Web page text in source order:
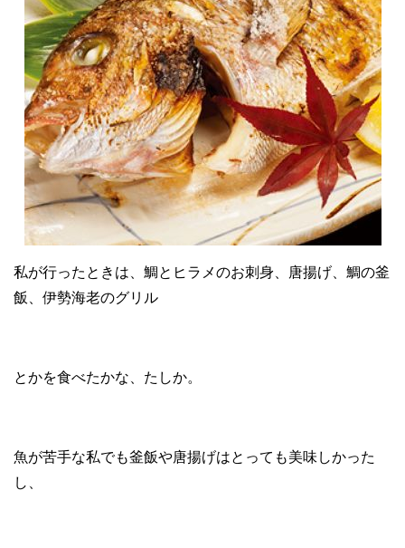
私が行ったときは、鯛とヒラメのお刺身、唐揚げ、鯛の釜
飯、伊勢海老のグリル
とかを食べたかな、たしか。
魚が苦手な私でも釜飯や唐揚げはとっても美味しかった
し、